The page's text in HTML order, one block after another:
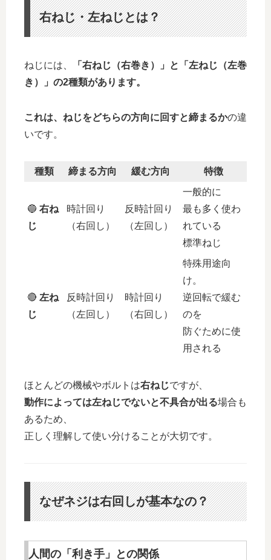
右ねじ・左ねじとは？
ねじには、
「右ねじ（右巻き）」と「左ねじ（左巻
き）」の2種類があります。
これは、ねじをどちらの方向に回すと締まるかの違
いです。
種類 締まる方向 緩む方向 特徴
🔵 右ね
じ
時計回り
（右回し）
反時計回り
（左回し）
一般的に
最も多く使わ
れている
標準ねじ
🔴 左ね
じ
反時計回り
（左回し）
時計回り
（右回し）
特殊用途向
け。
逆回転で緩む
のを
防ぐために使
用される
ほとんどの機械やボルトは右ねじですが、
動作によっては左ねじでないと不具合が出る場合も
あるため、
正しく理解して使い分けることが大切です。
なぜネジは右回しが基本なの？
人間の「利き手」との関係